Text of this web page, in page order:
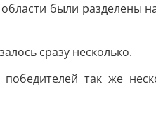
были разделены
сразу несколько.
так же